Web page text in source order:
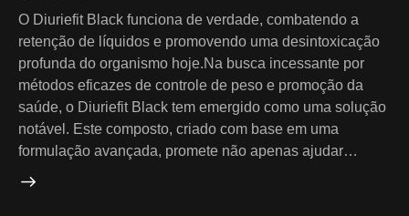
O Diuriefit Black funciona de verdade, combatendo a
retenção de líquidos e promovendo uma desintoxicação
profunda do organismo hoje.Na busca incessante por
métodos eficazes de controle de peso e promoção da
saúde, o Diuriefit Black tem emergido como uma solução
notável. Este composto, criado com base em uma
formulação avançada, promete não apenas ajudar…